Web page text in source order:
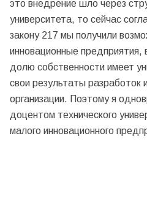
это внедрение шло через
университета, то сейчас
закону 217 мы получили
инновационные
долю собственности имеет
свои результаты разработок
организации. Поэтому я
доцентом технического
малого инновационного